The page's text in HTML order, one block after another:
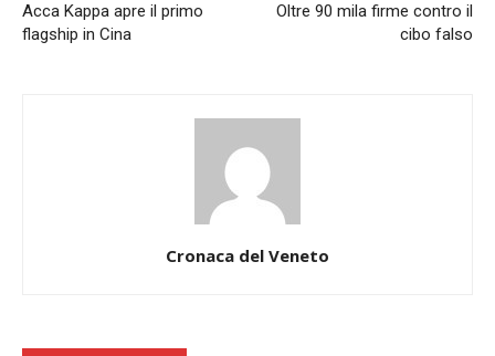
Acca Kappa apre il primo
flagship in Cina
Oltre 90 mila firme contro il
cibo falso
Cronaca del Veneto